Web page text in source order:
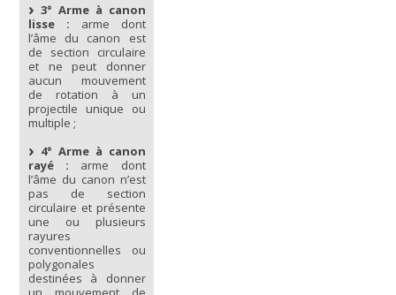
3° Arme à canon
lisse : arme dont
l’âme du canon est
de section circulaire
et ne peut donner
aucun mouvement
de rotation à un
projectile unique ou
multiple ;
4° Arme à canon
rayé : arme dont
l’âme du canon n’est
pas de section
circulaire et présente
une ou plusieurs
rayures
conventionnelles ou
polygonales
destinées à donner